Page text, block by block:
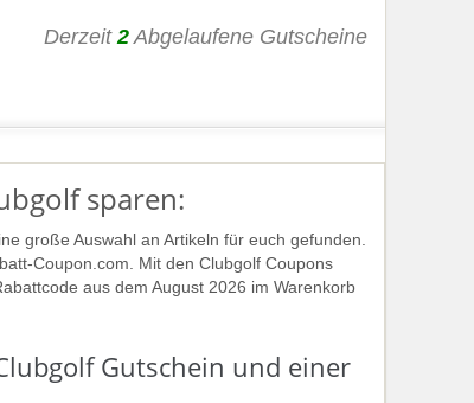
Derzeit 2 Abgelaufene Gutscheine
sparen:
große Auswahl an Artikeln für euch gefunden.
Coupon.com. Mit den Clubgolf Coupons
aus dem August 2026 im Warenkorb
Gutschein und einer